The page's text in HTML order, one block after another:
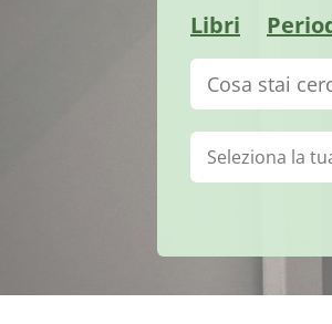
Libri
Cerca su
Biblioteca: